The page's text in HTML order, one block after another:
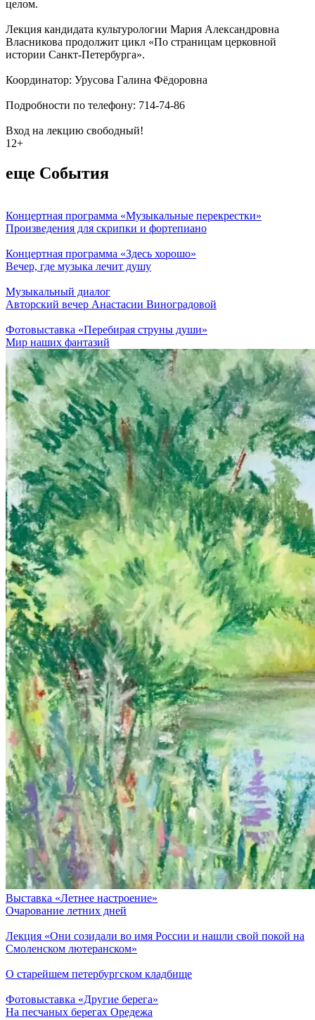
целом.
Лекция кандидата культурологии Мария Александровна
Власникова продолжит цикл «По страницам церковной
истории Санкт-Петербурга».
Координатор: Урусова Галина Фёдоровна
Подробности по телефону: 714-74-86
Вход на лекцию свободный!
12+
еще События
Концертная программа «Музыкальные перекрестки»
Произведения для скрипки и фортепиано
Концертная программа «Здесь хорошо»
Вечер, где музыка лечит душу
Музыкальный диалог
Авторский вечер Анастасии Виноградовой
Фотовыставка «Перебирая струны души»
Мир наших фантазий
Выставка «Летнее настроение»
Очарование летних дней
Лекция «Они созидали во имя России и нашли свой покой на
Смоленском лютеранском»
О старейшем петербургском кладбище
Фотовыставка «Другие берега»
На песчаных берегах Оредежа